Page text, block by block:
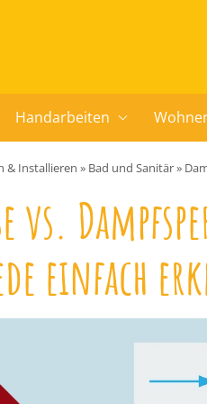
Handarbeiten
& Installieren » Bad und Sanitär»
vs.
einfach